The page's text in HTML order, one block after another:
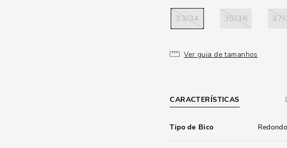
33/34 35/36 37/
Ver guia de tamanhos
CARACTERÍSTICAS
Tipo de Bico Redondo